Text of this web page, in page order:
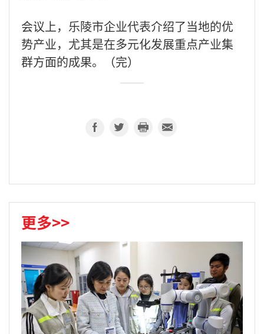
会议上，乐陵市企业代表介绍了当地的优
势产业，尤其是在多元化发展重点产业集
群方面的成果。（完）
更多>>